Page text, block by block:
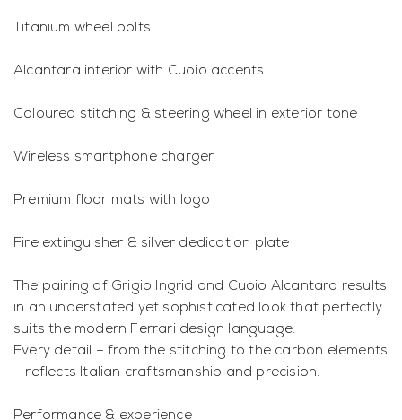
Titanium wheel bolts
Alcantara interior with Cuoio accents
Coloured stitching & steering wheel in exterior tone
Wireless smartphone charger
Premium floor mats with logo
Fire extinguisher & silver dedication plate
The pairing of Grigio Ingrid and Cuoio Alcantara results
in an understated yet sophisticated look that perfectly
suits the modern Ferrari design language.
Every detail – from the stitching to the carbon elements
– reflects Italian craftsmanship and precision.
Performance & experience